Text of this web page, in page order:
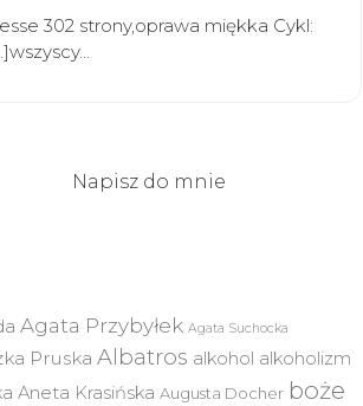
302 strony,oprawa miękka Cykl:
Napisz do mnie
Agata Przybyłek Agata Suchocka
Pruska Albatros alkohol alkoholizm
Aneta Krasińska Augusta Docher boże